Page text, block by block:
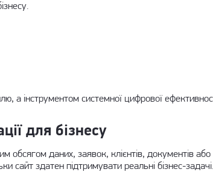
а інструментом системної цифрової
для бізнесу
обсягом даних, заявок, клієнтів, документів
сайт здатен підтримувати реальні бізнес-задачі.